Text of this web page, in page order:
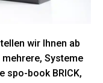
wir Ihnen ab
Systeme
spo-book BRICK,